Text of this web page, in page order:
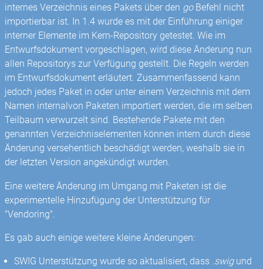
internes Verzeichnis eines Pakets über den goBefehl nicht
importierbar ist. In 1.4 wurde es mit der Einführung einiger
interner Elemente im Kern-Repository getestet. Wie im
Entwurfsdokument vorgeschlagen, wird diese Änderung nun
allen Repositorys zur Verfügung gestellt. Die Regeln werden
im Entwurfsdokument erläutert. Zusammenfassend kann
jedoch jedes Paket in oder unter einem Verzeichnis mit dem
Namen internalvon Paketen importiert werden, die im selben
Teilbaum verwurzelt sind. Bestehende Pakete mit den
genannten Verzeichniselementen können intern durch diese
Änderung versehentlich beschädigt werden, weshalb sie in
der letzten Version angekündigt wurden.
Eine weitere Änderung im Umgang mit Paketen ist die
experimentelle Hinzufügung der Unterstützung für
"Vendoring".
Es gab auch einige weitere kleine Änderungen:
SWIG Unterstützung wurde so aktualisiert, dass .swigund